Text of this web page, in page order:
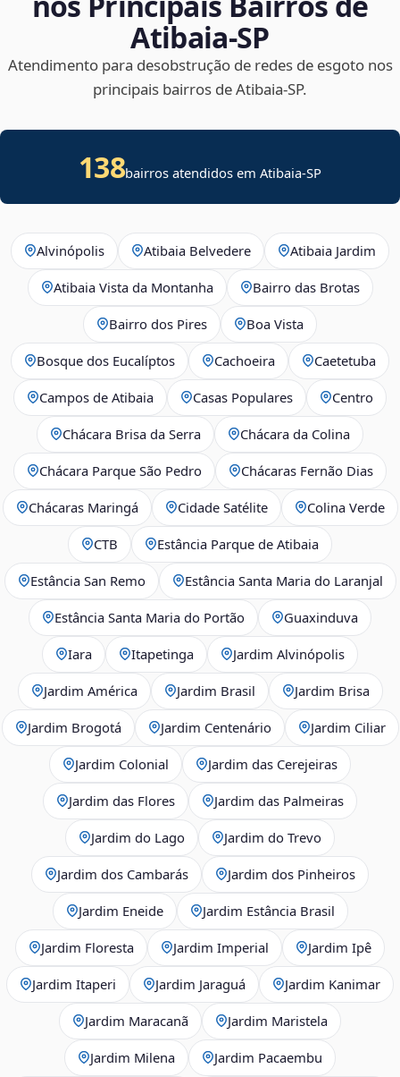
Atibaia‑SP
Atendimento para desobstrução de redes de esgoto nos
principais bairros de Atibaia‑SP.
138bairros atendidos em Atibaia-SP
Alvinópolis Atibaia Belvedere Atibaia Jardim
Atibaia Vista da Montanha Bairro das Brotas
Bairro dos Pires Boa Vista
Bosque dos Eucalíptos Cachoeira Caetetuba
Campos de Atibaia Casas Populares Centro
Chácara Brisa da Serra Chácara da Colina
Chácara Parque São Pedro Chácaras Fernão Dias
Chácaras Maringá Cidade Satélite Colina Verde
CTB Estância Parque de Atibaia
Estância San Remo Estância Santa Maria do Laranjal
Estância Santa Maria do Portão Guaxinduva
Iara Itapetinga Jardim Alvinópolis
Jardim América Jardim Brasil Jardim Brisa
Jardim Brogotá Jardim Centenário Jardim Ciliar
Jardim Colonial Jardim das Cerejeiras
Jardim das Flores Jardim das Palmeiras
Jardim do Lago Jardim do Trevo
Jardim dos Cambarás Jardim dos Pinheiros
Jardim Eneide Jardim Estância Brasil
Jardim Floresta Jardim Imperial Jardim Ipê
Jardim Itaperi Jardim Jaraguá Jardim Kanimar
Jardim Maracanã Jardim Maristela
Jardim Milena Jardim Pacaembu